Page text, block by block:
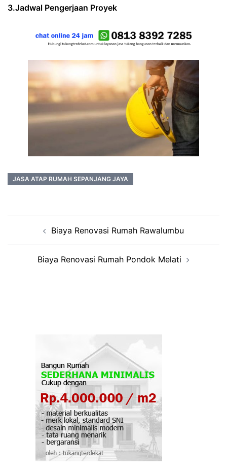
3.Jadwal Pengerjaan Proyek
JASA ATAP RUMAH SEPANJANG JAYA
navigationBiaya Renovasi Rumah Rawalumbu
Biaya Renovasi Rumah Pondok Melati